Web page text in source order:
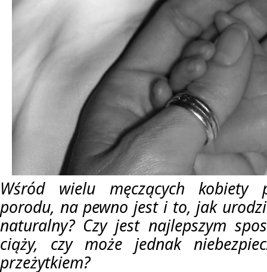
Wśród wielu męczących kobiety
porodu, na pewno jest i to, jak
naturalny? Czy jest najlepszym
ciąży, czy może jednak
przeżytkiem?